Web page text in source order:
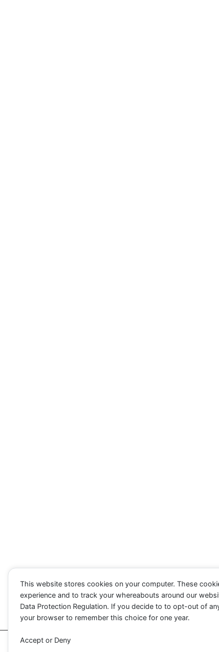
This website stores cookies on your computer. These
experience and to track your whereabouts around our
Data Protection Regulation. If you decide to to opt-out of
your browser to remember this choice for one year.
Accept or Deny
Utilizamos cookies para ofrecerte la mejor experiencia